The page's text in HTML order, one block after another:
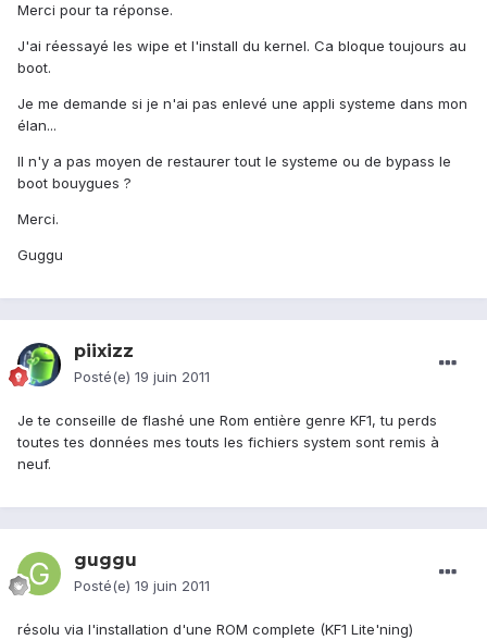
Merci pour ta réponse.
J'ai réessayé les wipe et l'install du kernel. Ca bloque toujours au
boot.
Je me demande si je n'ai pas enlevé une appli systeme dans mon
élan...
Il n'y a pas moyen de restaurer tout le systeme ou de bypass le
boot bouygues ?
Merci.
Guggu
piixizz
Posté(e) 19 juin 2011
Je te conseille de flashé une Rom entière genre KF1, tu perds
toutes tes données mes touts les fichiers system sont remis à
neuf.
guggu
Posté(e) 19 juin 2011
résolu via l'installation d'une ROM complete (KF1 Lite'ning)